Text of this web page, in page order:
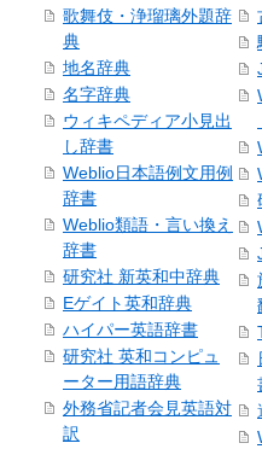
歌舞伎・浄瑠璃外題辞
典
地名辞典
名字辞典
ウィキペディア小見出
し辞書
Weblio日本語例文用例
辞書
Weblio類語・言い換え
辞書
研究社 新英和中辞典
Eゲイト英和辞典
ハイパー英語辞書
研究社 英和コンピュ
ーター用語辞典
外務省記者会見英語対
訳